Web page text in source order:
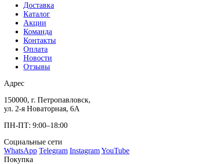
Доставка
Каталог
Акции
Команда
Контакты
Оплата
Новости
Отзывы
Адрес
150000, г. Петропавловск,
ул. 2-я Новаторная, 6А
ПН-ПТ: 9:00–18:00
Социальные сети
WhatsApp Telegram InstagramYouTube
Покупка